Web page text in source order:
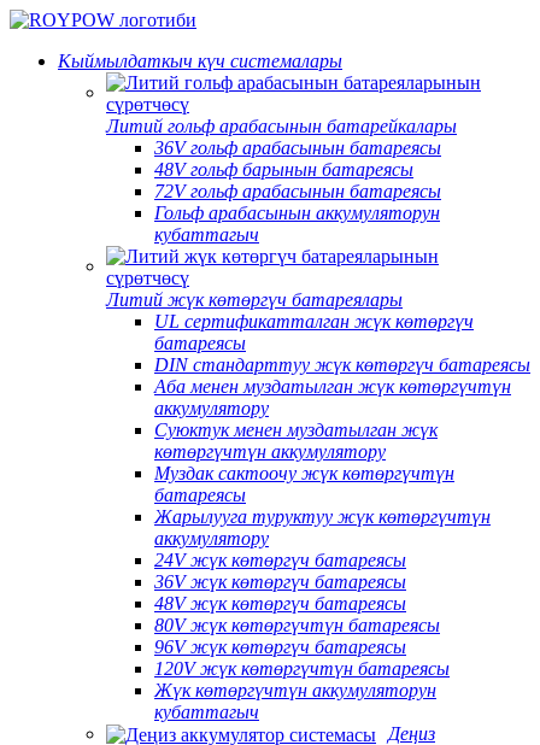
Кыймылдаткыч күч системалары
Литий гольф арабасынын батарейкалары
36V гольф арабасынын батареясы
48V гольф барынын батареясы
72V гольф арабасынын батареясы
Гольф арабасынын аккумуляторун
кубаттагыч
Литий жүк көтөргүч батареялары
UL сертификатталган жүк көтөргүч
батареясы
DIN стандарттуу жүк көтөргүч батареясы
Аба менен муздатылган жүк көтөргүчтүн
аккумулятору
Суюктук менен муздатылган жүк
көтөргүчтүн аккумулятору
Муздак сактоочу жүк көтөргүчтүн
батареясы
Жарылууга туруктуу жүк көтөргүчтүн
аккумулятору
24V жүк көтөргүч батареясы
36V жүк көтөргүч батареясы
48V жүк көтөргүч батареясы
80V жүк көтөргүчтүн батареясы
96V жүк көтөргүч батареясы
120V жүк көтөргүчтүн батареясы
Жүк көтөргүчтүн аккумуляторун
кубаттагыч
Деңиз